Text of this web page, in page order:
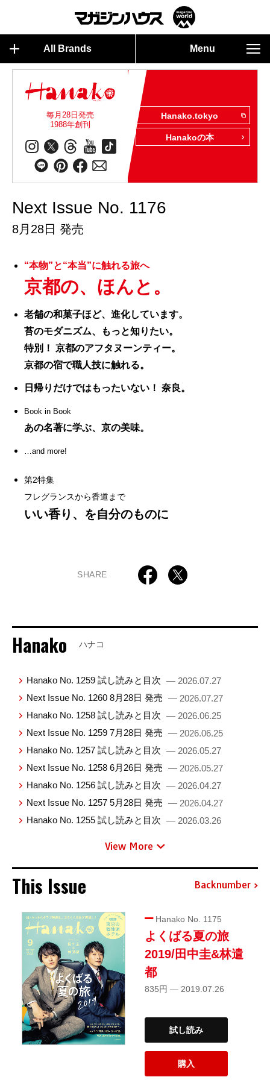
All Brands Menu
毎月28日発売
1988年創刊
Hanako.tokyo
Hanakoの本
Next Issue No. 1176
8月28日 発売
“本物”と“本当”に触れる旅へ
京都の、ほんと。
老舗の和菓子ほど、進化しています。
苔のモダニズム、もっと知りたい。
特別！ 京都のアフタヌーンティー。
京都の宿で職人技に触れる。
日帰りだけではもったいない！ 奈良。
Book in Book
あの名著に学ぶ、京の美味。
…and more!
第2特集
フレグランスから香道まで
いい香り、を自分のものに
SHARE
Hanako ハナコ
Hanako No. 1259 試し読みと目次 — 2026.07.27
Next Issue No. 1260 8月28日 発売 — 2026.07.27
Hanako No. 1258 試し読みと目次 — 2026.06.25
Next Issue No. 1259 7月28日 発売 — 2026.06.25
Hanako No. 1257 試し読みと目次 — 2026.05.27
Next Issue No. 1258 6月26日 発売 — 2026.05.27
Hanako No. 1256 試し読みと目次 — 2026.04.27
Next Issue No. 1257 5月28日 発売 — 2026.04.27
Hanako No. 1255 試し読みと目次 — 2026.03.26
View More
This Issue Backnumber
Hanako No. 1175
よくばる夏の旅
2019/田中圭&林遣
都
835円 — 2019.07.26
試し読み
購入